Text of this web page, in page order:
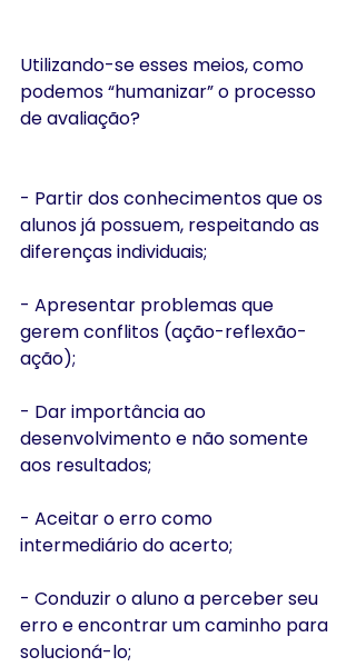
Utilizando-se esses meios, como
podemos “humanizar” o processo
de avaliação?
- Partir dos conhecimentos que os
alunos já possuem, respeitando as
diferenças individuais;
- Apresentar problemas que
gerem conflitos (ação-reflexão-
ação);
- Dar importância ao
desenvolvimento e não somente
aos resultados;
- Aceitar o erro como
intermediário do acerto;
- Conduzir o aluno a perceber seu
erro e encontrar um caminho para
solucioná-lo;